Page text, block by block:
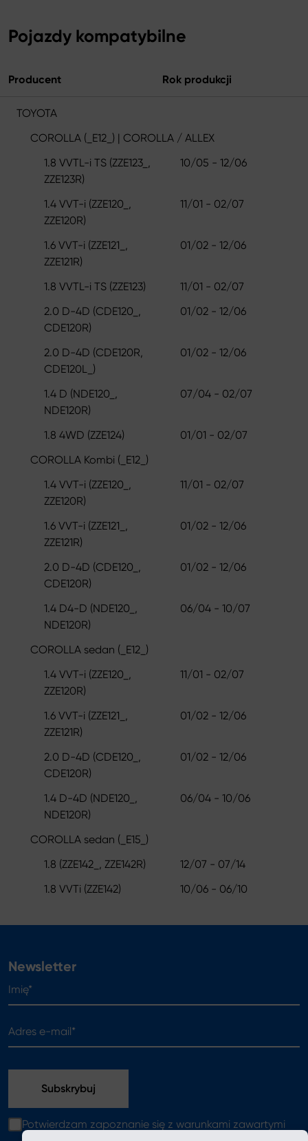
Pojazdy kompatybilne
Producent Rok produkcji
TOYOTA
COROLLA (_E12_) | COROLLA / ALLEX
1.8 VVTL-i TS (ZZE123_,
ZZE123R)
10/05 - 12/06
1.4 VVT-i (ZZE120_,
ZZE120R)
11/01 - 02/07
1.6 VVT-i (ZZE121_,
ZZE121R)
01/02 - 12/06
1.8 VVTL-i TS (ZZE123)
11/01 - 02/07
2.0 D-4D (CDE120_,
CDE120R)
01/02 - 12/06
2.0 D-4D (CDE120R,
CDE120L_)
01/02 - 12/06
1.4 D (NDE120_,
NDE120R)
07/04 - 02/07
1.8 4WD (ZZE124)
01/01 - 02/07
COROLLA Kombi (_E12_)
1.4 VVT-i (ZZE120_,
ZZE120R)
11/01 - 02/07
1.6 VVT-i (ZZE121_,
ZZE121R)
01/02 - 12/06
2.0 D-4D (CDE120_,
CDE120R)
01/02 - 12/06
1.4 D4-D (NDE120_,
NDE120R)
06/04 - 10/07
COROLLA sedan (_E12_)
1.4 VVT-i (ZZE120_,
ZZE120R)
11/01 - 02/07
1.6 VVT-i (ZZE121_,
ZZE121R)
01/02 - 12/06
2.0 D-4D (CDE120_,
CDE120R)
01/02 - 12/06
1.4 D-4D (NDE120_,
NDE120R)
06/04 - 10/06
COROLLA sedan (_E15_)
1.8 (ZZE142_, ZZE142R)
12/07 - 07/14
1.8 VVTi (ZZE142)
10/06 - 06/10
Newsletter
Potwierdzam zapoznanie się z warunkami zawartymi